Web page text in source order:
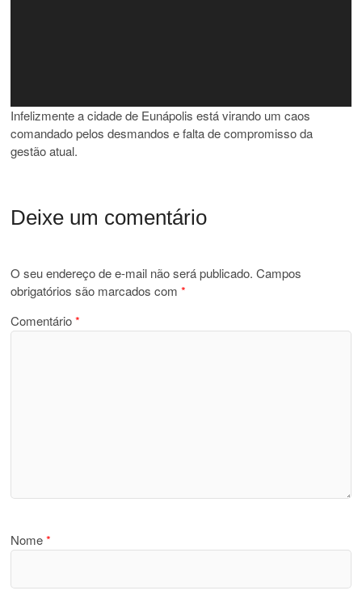
Infelizmente a cidade de Eunápolis está virando um caos
comandado pelos desmandos e falta de compromisso da
gestão atual.
Deixe um comentário
O seu endereço de e-mail não será publicado. Campos
obrigatórios são marcados com*
Comentário*
Nome*